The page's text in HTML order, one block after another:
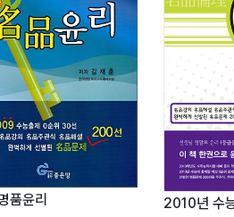
품윤리
2010년 수